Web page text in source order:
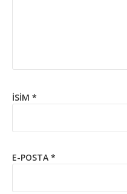
İSIM *
E-POSTA *